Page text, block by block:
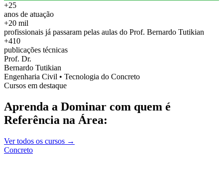
+25
anos de atuação
+20 mil
profissionais já passaram pelas aulas do Prof. Bernardo Tutikian
+410
publicações técnicas
Prof. Dr.
Bernardo Tutikian
Engenharia Civil • Tecnologia do Concreto
Cursos em destaque
Aprenda a Dominar com quem é
Referência na Área:
Ver todos os cursos →
Concreto